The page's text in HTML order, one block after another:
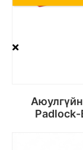
Аюулгүйн цоож 6мм /4 өнгийн (Safety